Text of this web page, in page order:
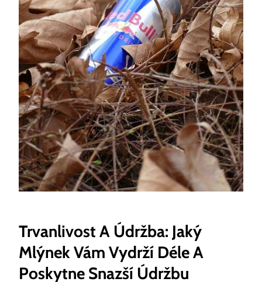
Trvanlivost A Údržba: Jaký
Mlýnek Vám Vydrží Déle A
Poskytne Snazší Údržbu